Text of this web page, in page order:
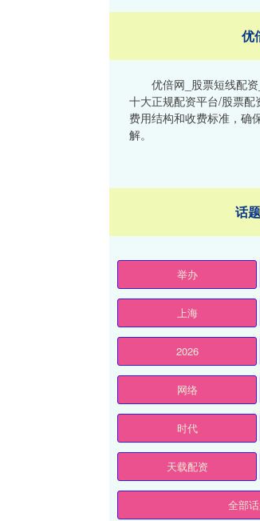
优
优倍网_股票短线配
十大正规配资平台/股票
费用结构和收费标准，确
解。
话
举办
上海
2026
网络
时代
天载配资
全部